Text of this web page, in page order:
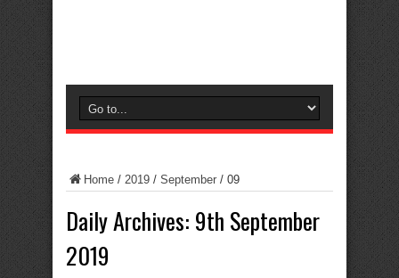
Home / 2019 / September / 09
Daily Archives: 9th September
2019